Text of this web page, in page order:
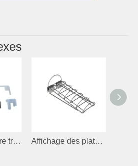
Crochet de barre transversale détachable Affichage des plats pour la barre transversale